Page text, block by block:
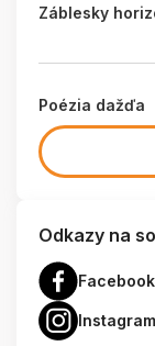
Záblesky
Poézia dažďa
Odkazy na
Facebook
Instagram